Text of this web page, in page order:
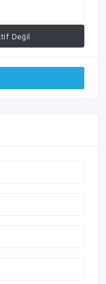
Değil